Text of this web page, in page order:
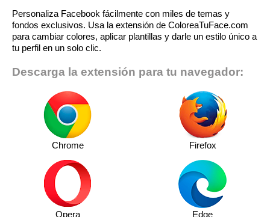
Personaliza Facebook fácilmente con miles de temas y
fondos exclusivos. Usa la extensión de ColoreaTuFace.com
para cambiar colores, aplicar plantillas y darle un estilo único a
tu perfil en un solo clic.
Descarga la extensión para tu navegador:
Chrome Firefox
Opera Edge